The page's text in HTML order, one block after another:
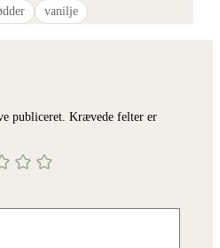
vanilje
publiceret. Krævede felter er